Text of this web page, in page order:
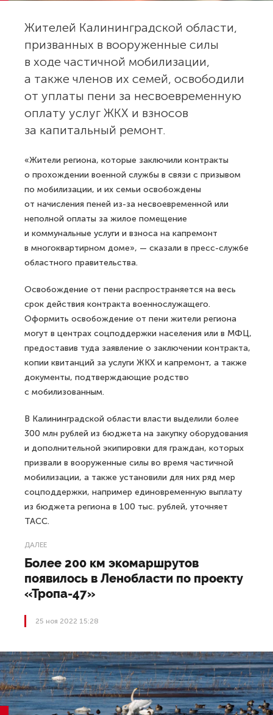
Жителей Калининградской области,
призванных в вооруженные силы
в ходе частичной мобилизации,
а также членов их семей, освободили
от уплаты пени за несвоевременную
оплату услуг ЖКХ и взносов
за капитальный ремонт.
«Жители региона, которые заключили контракты
о прохождении военной службы в связи с призывом
по мобилизации, и их семьи освобождены
от начисления пеней из-за несвоевременной или
неполной оплаты за жилое помещение
и коммунальные услуги и взноса на капремонт
в многоквартирном доме», — сказали в пресс-службе
областного правительства.
Освобождение от пени распространяется на весь
срок действия контракта военнослужащего.
Оформить освобождение от пени жители региона
могут в центрах соцподдержки населения или в МФЦ,
предоставив туда заявление о заключении контракта,
копии квитанций за услуги ЖКХ и капремонт, а также
документы, подтверждающие родство
с мобилизованным.
В Калининградской области власти выделили более
300 млн рублей из бюджета на закупку оборудования
и дополнительной экипировки для граждан, которых
призвали в вооруженные силы во время частичной
мобилизации, а также установили для них ряд мер
соцподдержки, например единовременную выплату
из бюджета региона в 100 тыс. рублей, уточняет
ТАСС.
ДАЛЕЕ
Более 200 км экомаршрутов
появилось в Ленобласти по проекту
«Тропа-47»
25 ноя 2022 15:28